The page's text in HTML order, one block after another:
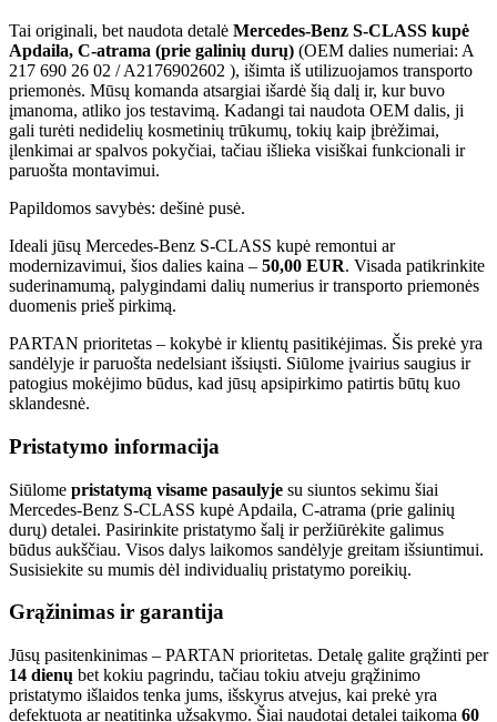
Tai originali, bet naudota detalė Mercedes-Benz S-CLASS kupė
Apdaila, C-atrama (prie galinių durų) (OEM dalies numeriai: A
217 690 26 02 / A2176902602 ), išimta iš utilizuojamos transporto
priemonės. Mūsų komanda atsargiai išardė šią dalį ir, kur buvo
įmanoma, atliko jos testavimą. Kadangi tai naudota OEM dalis, ji
gali turėti nedidelių kosmetinių trūkumų, tokių kaip įbrėžimai,
įlenkimai ar spalvos pokyčiai, tačiau išlieka visiškai funkcionali ir
paruošta montavimui.
Papildomos savybės: dešinė pusė.
Ideali jūsų Mercedes-Benz S-CLASS kupė remontui ar
modernizavimui, šios dalies kaina – 50,00 EUR. Visada patikrinkite
suderinamumą, palygindami dalių numerius ir transporto priemonės
duomenis prieš pirkimą.
PARTAN prioritetas – kokybė ir klientų pasitikėjimas. Šis prekė yra
sandėlyje ir paruošta nedelsiant išsiųsti. Siūlome įvairius saugius ir
patogius mokėjimo būdus, kad jūsų apsipirkimo patirtis būtų kuo
sklandesnė.
Pristatymo informacija
Siūlome pristatymą visame pasaulyje su siuntos sekimu šiai
Mercedes-Benz S-CLASS kupė Apdaila, C-atrama (prie galinių
durų) detalei. Pasirinkite pristatymo šalį ir peržiūrėkite galimus
būdus aukščiau. Visos dalys laikomos sandėlyje greitam išsiuntimui.
Susisiekite su mumis dėl individualių pristatymo poreikių.
Grąžinimas ir garantija
Jūsų pasitenkinimas – PARTAN prioritetas. Detalę galite grąžinti per
14 dienų bet kokiu pagrindu, tačiau tokiu atveju grąžinimo
pristatymo išlaidos tenka jums, išskyrus atvejus, kai prekė yra
defektuota ar neatitinka užsakymo. Šiai naudotai detalei taikoma 60